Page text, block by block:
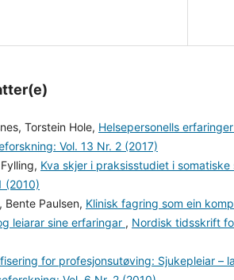
Torstein Hole, Helsepersonells
Vol. 13 Nr. 2 (2017)
Kva skjer i praksisstudiet i
(2010)
Bente Paulsen, Klinisk fagring som ein
leiarar sine erfaringar , Nordisk tidsskrift
for profesjonsutøving: Sjukepleiar –